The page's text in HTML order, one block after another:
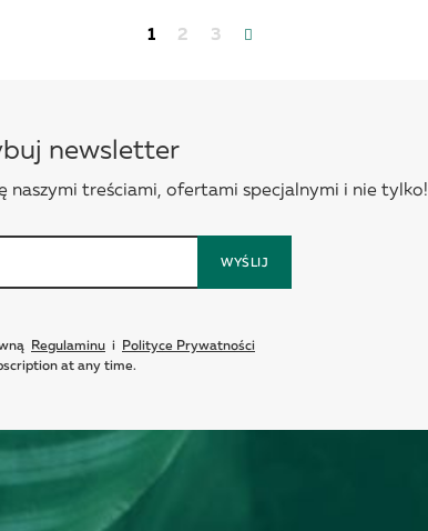
1 2 3
newsletter
naszymi treściami, ofertami specjalnymi i nie tylko!
WYŚLIJ
Regulaminu i Polityce Prywatności
at any time.